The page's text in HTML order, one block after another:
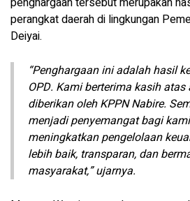
perangkat daerah di lingkungan
Deiyai.
“Penghargaan ini adalah hasil
OPD. Kami berterima kasih
diberikan oleh KPPN Nabire.
menjadi penyemangat bagi
meningkatkan pengelolaan
lebih baik, transparan, dan
masyarakat,” ujarnya.